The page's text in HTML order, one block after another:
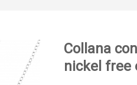
Collana
nickel free